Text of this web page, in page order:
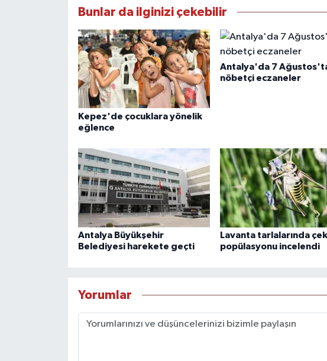
Bunlar da ilginizi çekebilir
Kepez'de çocuklara yönelik
eğlence
Antalya'da 7
nöbetçi eczaneler
Antalya Büyükşehir
Belediyesi harekete geçti
Lavanta tarlalarında
popülasyonu incelendi
Yorumlar